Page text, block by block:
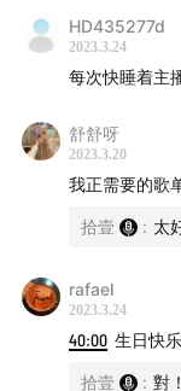
意
📬 如果有任何
📥 歪波系列
🎤 音乐人集锦
告五人丨安溥&张
ye（Kanye West
HD435277d
2023.3.24
每次快睡着主
舒舒呀
2023.3.20
我正需要的歌
拾壹 : 太
rafael
2023.3.24
40:00 生日快
拾壹 : 對